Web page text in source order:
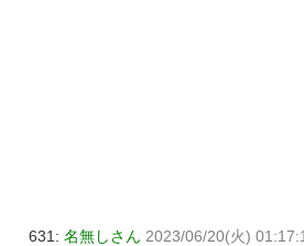
631: 名無しさん 2023/06/20(火)